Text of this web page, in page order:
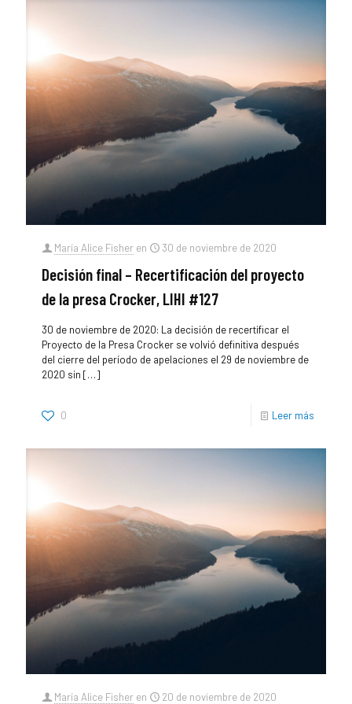
María Alice Fisher en 30 de noviembre de 2020
Decisión final – Recertificación del proyecto
de la presa Crocker, LIHI #127
30 de noviembre de 2020: La decisión de recertificar el
Proyecto de la Presa Crocker se volvió definitiva después
del cierre del período de apelaciones el 29 de noviembre de
2020 sin […]
0 Leer más
María Alice Fisher en 20 de noviembre de 2020